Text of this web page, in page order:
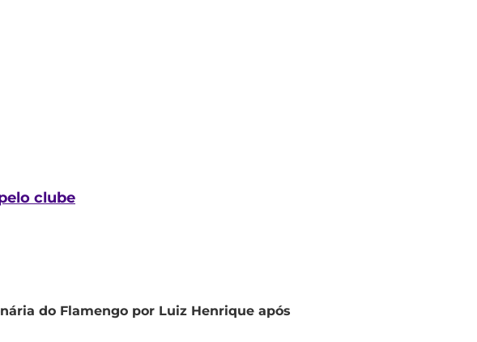
clube
do Flamengo por Luiz Henrique após